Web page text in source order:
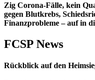
Zig Corona-Fälle, kein
gegen Blutkrebs,
Finanzprobleme – auf in
FCSP News
Rückblick auf den